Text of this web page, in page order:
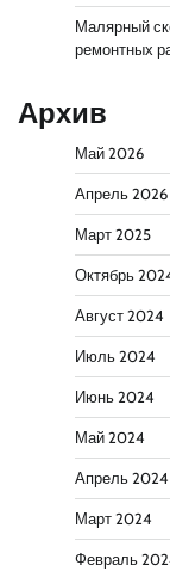
Малярный
ремонтных
Архив
Май 2026
Апрель 2026
Март 2025
Октябрь
Август 2024
Июль 2024
Июнь 2024
Май 2024
Апрель 2024
Март 2024
Февраль